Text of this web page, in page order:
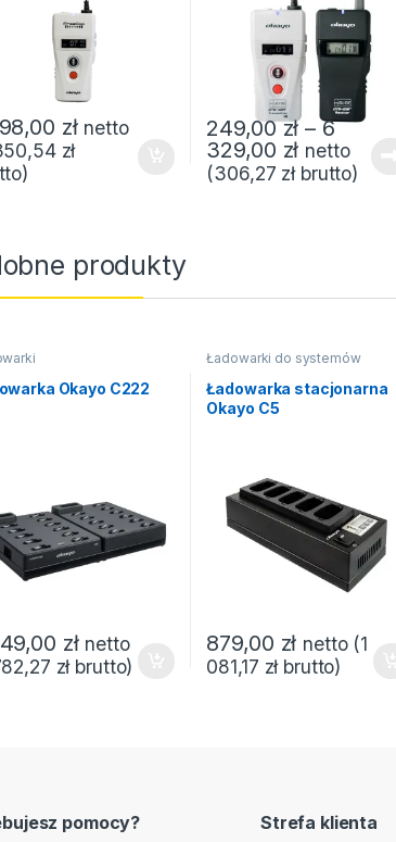
zł netto
zł
249,00zł – 6
329,00 złZakres
netto
(306,27 złbrutto)
produkty
Okayo C222
zł netto
złbrutto)
Ładowarki do systemów
Ładowarki
Ładowarka stacjonarna
Okayo C5
879,00 zł netto (1
081,17 złbrutto)
90,00 zł do 2 750,00 zł
pomocy? Strefa klienta